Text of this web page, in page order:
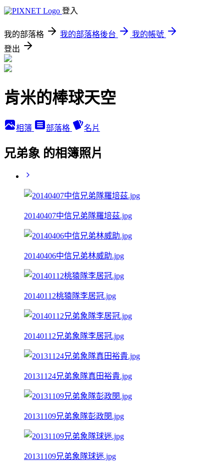
登入
我的部落格 我的部落格後台
我的帳號
登出
肯米的棒球天空
相簿 部落格 名片
兄弟象 的相簿照片
20140407中信兄弟隊羅培茲.jpg
20140406中信兄弟林威助.jpg
20140112桃猿隊李居冠.jpg
20140112兄弟象隊李居冠.jpg
20131124兄弟象隊真田裕貴.jpg
20131109兄弟象隊彭政閔.jpg
20131109兄弟象隊球迷.jpg